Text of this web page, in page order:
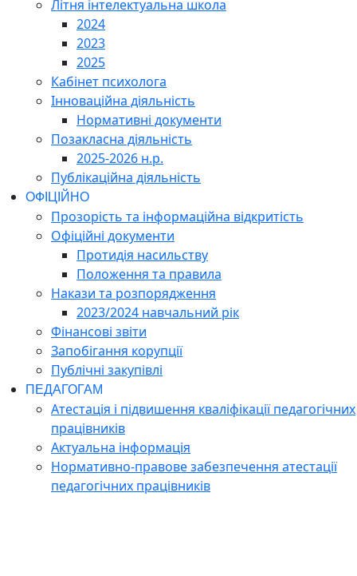
Літня інтелектуальна школа
2024
2023
2025
Кабінет психолога
Інноваційна діяльність
Нормативні документи
Позакласна діяльність
2025-2026 н.р.
Публікаційна діяльність
ОФІЦІЙНО
Прозорість та інформаційна відкритість
Офіційні документи
Протидія насильству
Положення та правила
Накази та розпорядження
2023/2024 навчальний рік
Фінансові звіти
Запобігання корупції
Публічні закупівлі
ПЕДАГОГАМ
Атестація і підвишення кваліфікації педагогічних
працівників
Актуальна інформація
Нормативно-правове забезпечення атестації
педагогічних працівників